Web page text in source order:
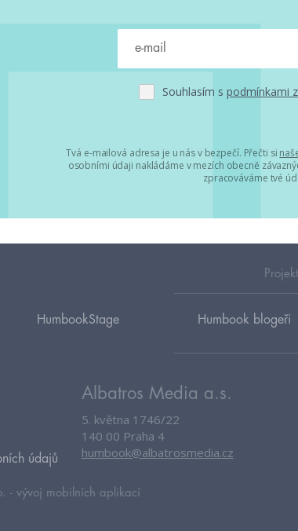
Souhlasím s podmínkami
Tvá e-mailová adresa je u nás v bezpečí. Přečti si
osobními údaji nakládáme v mezích obecně
zpracováváme tvé
HumbookStage Humbook blogeři
údajů
Albatros Media a.s.
5. května 1746/22
140 00 Praha 4
humbook@albatrosmedia.cz
- vývoj mobilních aplikací